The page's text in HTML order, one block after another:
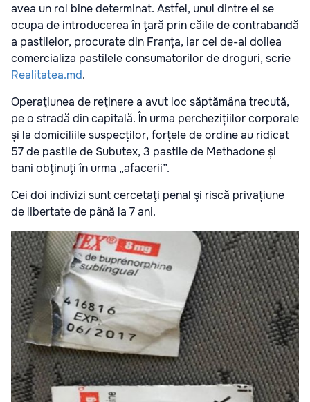
avea un rol bine determinat. Astfel, unul dintre ei se
ocupa de introducerea în ţară prin căile de contrabandă
a pastilelor, procurate din Franța, iar cel de-al doilea
comercializa pastilele consumatorilor de droguri, scrie
Realitatea.md.
Operaţiunea de reţinere a avut loc săptămâna trecută,
pe o stradă din capitală. În urma perchezițiilor corporale
și la domiciliile suspecților, forțele de ordine au ridicat
57 de pastile de Subutex, 3 pastile de Methadone și
bani obţinuţi în urma „afacerii”.
Cei doi indivizi sunt cercetaţi penal şi riscă privațiune
de libertate de până la 7 ani.